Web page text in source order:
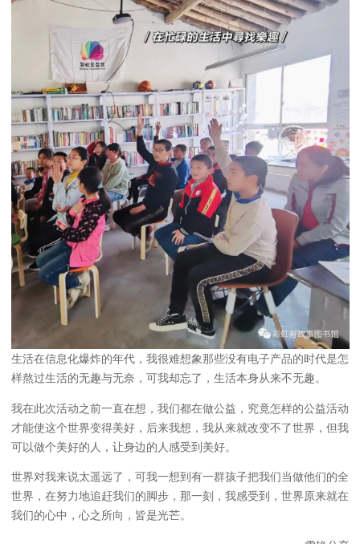
生活在信息化爆炸的年代，我很难想象那些没有电子产品的时代是怎
样熬过生活的无趣与无奈，可我却忘了，生活本身从来不无趣。
我在此次活动之前一直在想，我们都在做公益，究竟怎样的公益活动
才能使这个世界变得美好，后来我想，我从来就改变不了世界，但我
可以做个美好的人，让身边的人感受到美好。
世界对我来说太遥远了，可我一想到有一群孩子把我们当做他们的全
世界，在努力地追赶我们的脚步，那一刻，我感受到，世界原来就在
我们的心中，心之所向，皆是光芒。